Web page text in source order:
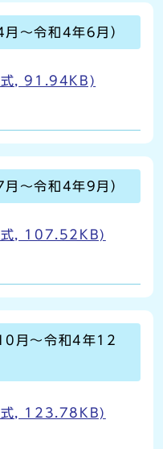
～令和4年6月）
式, 91.94KB)
～令和4年9月）
式, 107.52KB)
月～令和4年12
式, 123.78KB)